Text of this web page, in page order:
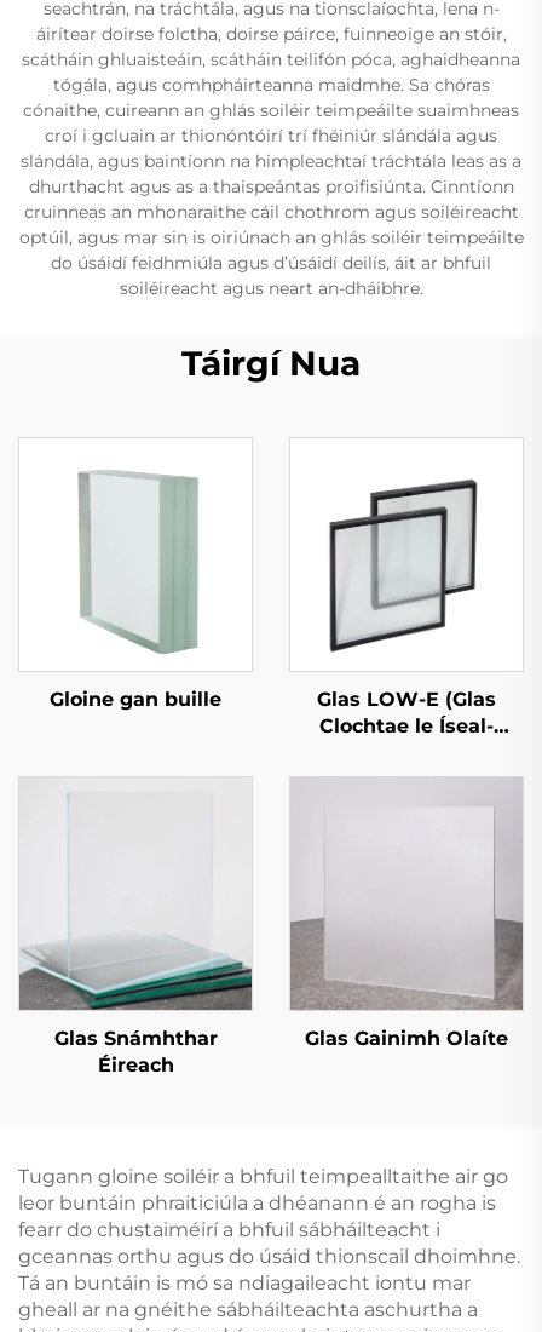
seachtrán, na tráchtála, agus na tionsclaíochta, lena n-
áirítear doirse folctha, doirse páirce, fuinneoige an stóir,
scátháin ghluaisteáin, scátháin teilifón póca, aghaidheanna
tógála, agus comhpháirteanna maidmhe. Sa chóras
cónaithe, cuireann an ghlás soiléir teimpeáilte suaimhneas
croí i gcluain ar thionóntóirí trí fhéiniúr slándála agus
slándála, agus baintíonn na himpleachtaí tráchtála leas as a
dhurthacht agus as a thaispeántas proifisiúnta. Cinntíonn
cruinneas an mhonaraithe cáil chothrom agus soiléireacht
optúil, agus mar sin is oiriúnach an ghlás soiléir teimpeáilte
do úsáidí feidhmiúla agus d’úsáidí deilís, áit ar bhfuil
soiléireacht agus neart an-dháibhre.
Táirgí Nua
Gloine gan buille
Glas LOW-E (Glas
Clochtae le Íseal-
Glas Snámhthar
Éireach
Glas Gainimh Olaíte
Tugann gloine soiléir a bhfuil teimpealltaithe air go
leor buntáin phraiticiúla a dhéanann é an rogha is
fearr do chustaiméirí a bhfuil sábháilteacht i
gceannas orthu agus do úsáid thionscail dhoimhne.
Tá an buntáin is mó sa ndiagaileacht iontu mar
gheall ar na gnéithe sábháilteachta aschurtha a